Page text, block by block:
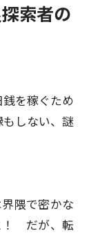
索者の
を稼ぐため
もしない、謎
隈で密かな
！ だが、転